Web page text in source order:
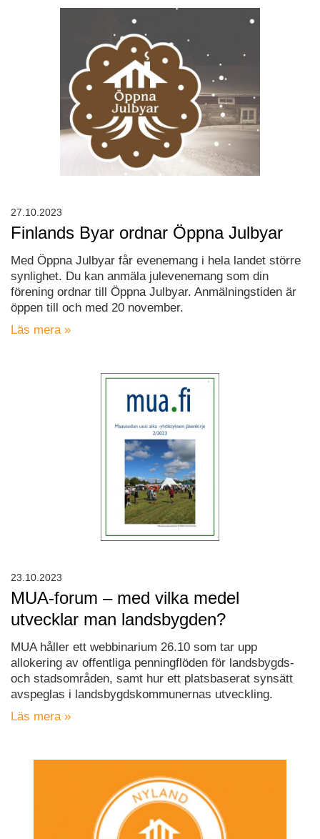
Finlands Byar ordnar Öppna Julbyar
Med Öppna Julbyar får evenemang i hela landet större
synlighet. Du kan anmäla julevenemang som din
förening ordnar till Öppna Julbyar. Anmälningstiden är
öppen till och med 20 november.
Läs mera »
27.10.2023
MUA-forum – med vilka medel
utvecklar man landsbygden?
MUA håller ett webbinarium 26.10 som tar upp
allokering av offentliga penningflöden för landsbygds-
och stadsområden, samt hur ett platsbaserat synsätt
avspeglas i landsbygdskommunernas utveckling.
Läs mera »
23.10.2023